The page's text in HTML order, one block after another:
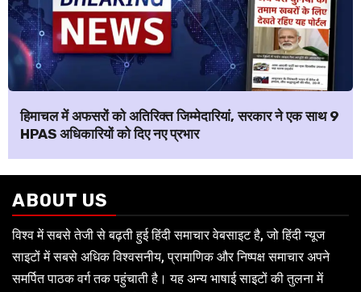
हिमाचल में अफसरों को अतिरिक्त जिम्मेदारियां, सरकार ने एक साथ 9
HPAS अधिकारियों को दिए नए प्रभार
ABOUT US
विश्व में सबसे तेजी से बढ़ती हुई हिंदी समाचार वेबसाइट है, जो हिंदी न्यूज
साइटों में सबसे अधिक विश्वसनीय, प्रामाणिक और निष्पक्ष समाचार अपने
समर्पित पाठक वर्ग तक पहुंचाती है। यह अन्य भाषाई साइटों की तुलना में